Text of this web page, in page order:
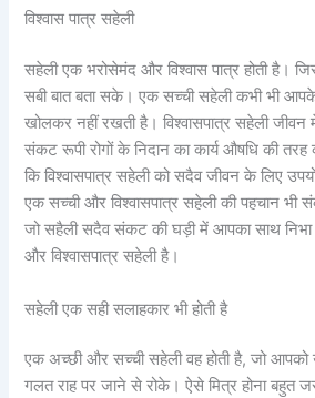
विश्वास पात्र सहेली
सहेली एक भरोसेमंद और विश्वास पात्र होती है।
सबी बात बता सके। एक सच्ची सहेली कभी भी
खोलकर नहीं रखती है। विश्वासपात्र सहेली जीवन में
संकट रूपी रोगों के निदान का कार्य औषधि की
कि विश्वासपात्र सहेली को सदैव जीवन के लिए
एक सच्ची और विश्वासपात्र सहेली की पहचान भी
जो सहैली सदैव संकट की घड़ी में आपका साथ निभा
और विश्वासपात्र सहेली है।
सहेली एक सही सलाहकार भी होती है
एक अच्छी और सच्ची सहेली वह होती है, जो
गलत राह पर जाने से रोके। ऐसे मित्र होना बहुत